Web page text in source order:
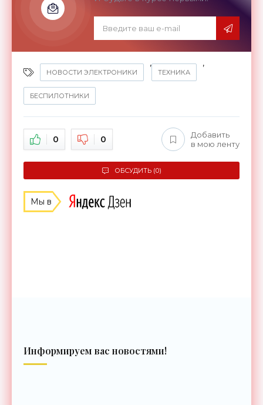
НОВОСТИ ЭЛЕКТРОНИКИ
,
ТЕХНИКА
,
БЕСПИЛОТНИКИ
0 0
Добавить
в мою ленту
ОБСУДИТЬ (0)
Мы в
Информируем вас новостями!